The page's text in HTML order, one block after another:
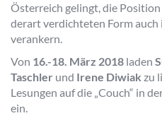
Österreich gelingt, die
derart verdichteten Form auch
verankern.
Von 16.-18. März 2018 laden
Taschler und Irene Diwiak zu
Lesungen auf die „Couch“ in
ein.